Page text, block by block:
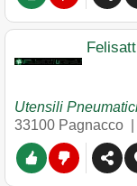
Utensili
33100 Pagnacco